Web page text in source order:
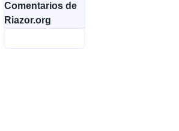
Comentarios de
Riazor.org